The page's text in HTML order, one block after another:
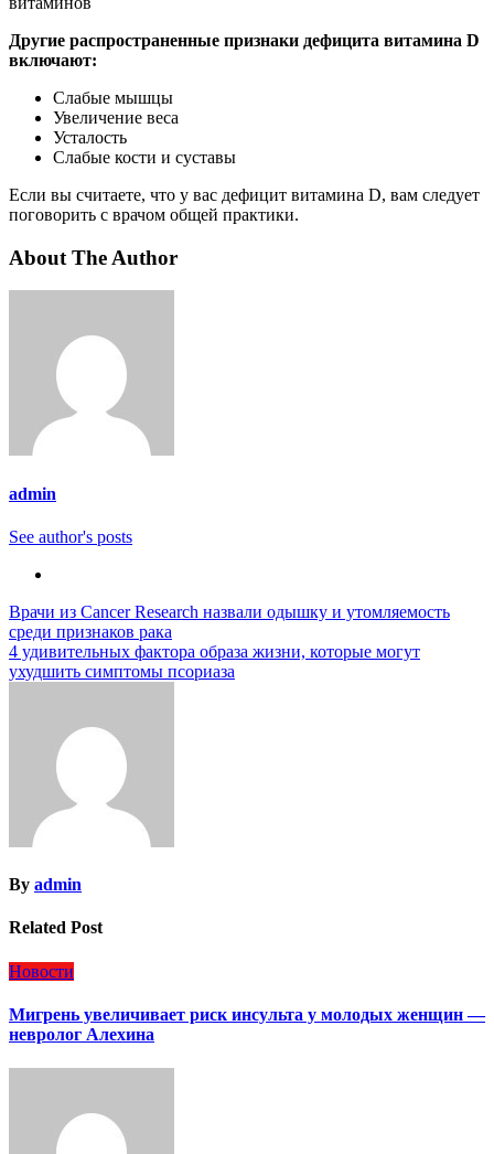
Другие распространенные признаки дефицита витамина D
включают:
Слабые мышцы
Увеличение веса
Усталость
Слабые кости и суставы
Если вы считаете, что у вас дефицит витамина D, вам следует
поговорить с врачом общей практики.
About The Author
admin
See author's posts
Навигация
по
записям
Врачи из Cancer Research назвали одышку и утомляемость
среди признаков рака
4 удивительных фактора образа жизни, которые могут
ухудшить симптомы псориаза
By admin
Related Post
Новости
Мигрень увеличивает риск инсульта у молодых женщин —
невролог Алехина